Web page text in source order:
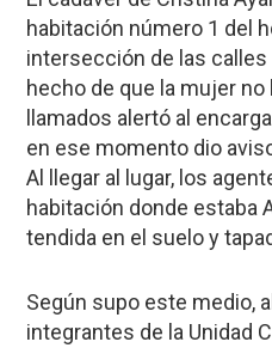
habitación número 1 del
intersección de las calles
hecho de que la mujer
llamados alertó al
en ese momento dio
Al llegar al lugar, los
habitación donde estaba
tendida en el suelo y
Según supo este medio,
integrantes de la Unidad